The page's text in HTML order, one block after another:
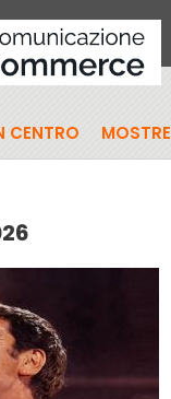
CENTRO MOSTRE